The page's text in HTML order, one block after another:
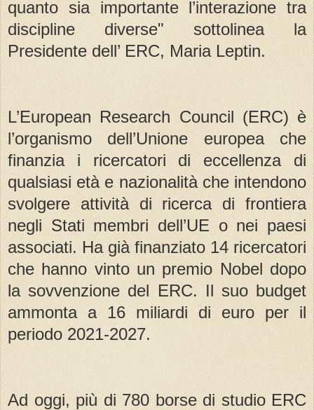
quanto sia importante l’interazione tra
discipline diverse" sottolinea la
Presidente dell’ ERC, Maria Leptin.
L’European Research Council (ERC) è
l’organismo dell’Unione europea che
finanzia i ricercatori di eccellenza di
qualsiasi età e nazionalità che intendono
svolgere attività di ricerca di frontiera
negli Stati membri dell’UE o nei paesi
associati. Ha già finanziato 14 ricercatori
che hanno vinto un premio Nobel dopo
la sovvenzione del ERC. Il suo budget
ammonta a 16 miliardi di euro per il
periodo 2021-2027.
Ad oggi, più di 780 borse di studio ERC